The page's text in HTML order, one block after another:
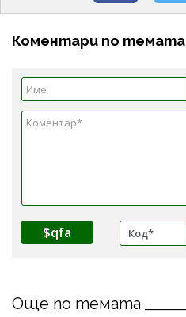
Коментари по темата
$qfa
Още по темата